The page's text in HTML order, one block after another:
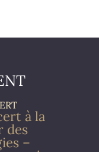
à la
des
–